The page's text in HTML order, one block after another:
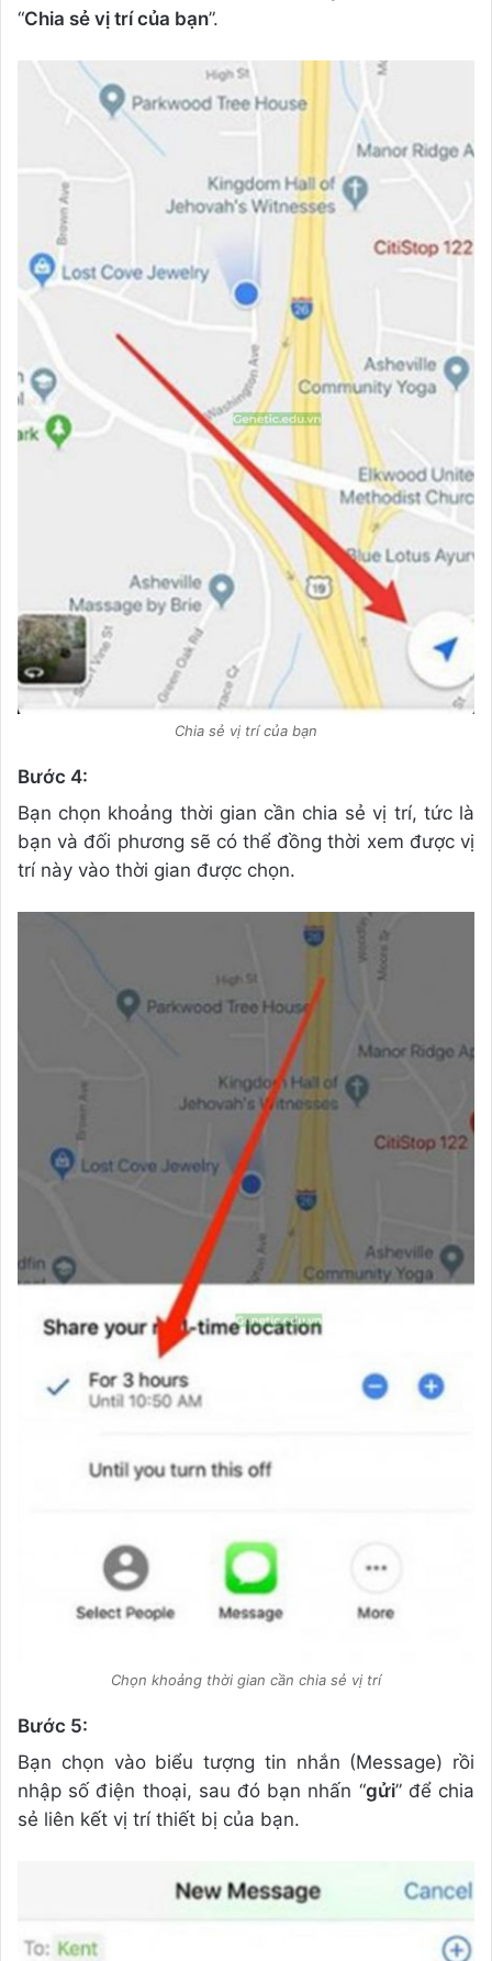
“Chia sẻ vị trí của bạn”.
Chia sẻ vị trí của bạn
Bước 4:
Bạn chọn khoảng thời gian cần chia sẻ vị trí, tức là
bạn và đối phương sẽ có thể đồng thời xem được vị
trí này vào thời gian được chọn.
Chọn khoảng thời gian cần chia sẻ vị trí
Bước 5:
Bạn chọn vào biểu tượng tin nhắn (Message) rồi
nhập số điện thoại, sau đó bạn nhấn “gửi” để chia
sẻ liên kết vị trí thiết bị của bạn.